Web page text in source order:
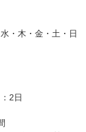
・木・金・土・日
2日